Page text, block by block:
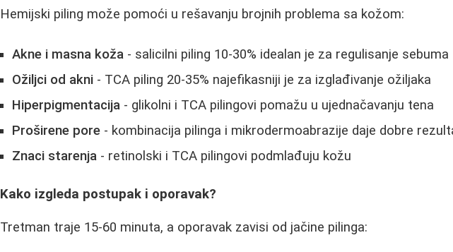
Hemijski piling može pomoći u rešavanju brojnih problema sa kožom:
Akne i masna koža - salicilni piling 10-30% idealan je za regulisanje sebuma
Ožiljci od akni - TCA piling 20-35% najefikasniji je za izglađivanje ožiljaka
Hiperpigmentacija - glikolni i TCA pilingovi pomažu u ujednačavanju tena
Proširene pore - kombinacija pilinga i mikrodermoabrazije daje dobre
Znaci starenja - retinolski i TCA pilingovi podmlađuju kožu
Kako izgleda postupak i oporavak?
Tretman traje 15-60 minuta, a oporavak zavisi od jačine pilinga: